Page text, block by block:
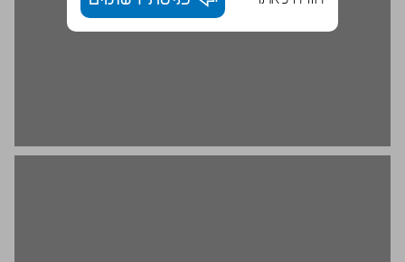
הארוחה כסמל תרבות ... 16